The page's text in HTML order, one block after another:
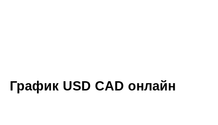
График USD CAD онлайн